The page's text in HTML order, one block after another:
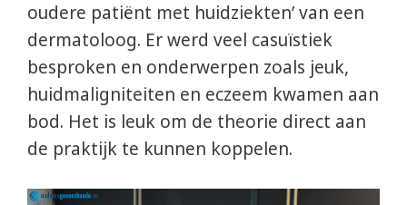
oudere patiënt met huidziekten’ van een
dermatoloog. Er werd veel casuïstiek
besproken en onderwerpen zoals jeuk,
huidmaligniteiten en eczeem kwamen aan
bod. Het is leuk om de theorie direct aan
de praktijk te kunnen koppelen.